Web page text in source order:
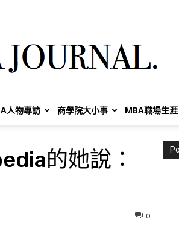
Sabina
人物專訪 商學院大小事 MBA職場生涯
的她說：
0